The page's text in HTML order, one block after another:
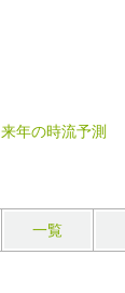
来年の時流予測
一覧